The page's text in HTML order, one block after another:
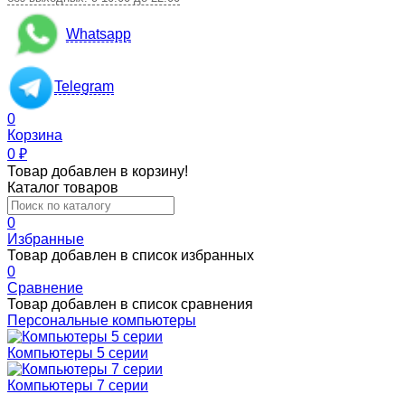
Whatsapp
Telegram
0
Корзина
0 ₽
Товар добавлен в корзину!
Каталог товаров
0
Избранные
Товар добавлен в список избранных
0
Сравнение
Товар добавлен в список сравнения
Персональные компьютеры
Компьютеры 5 серии
Компьютеры 7 серии